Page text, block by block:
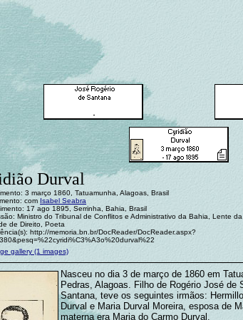
Durval
3 março 1860, Tatuamunha, Alagoas, Brasil
com Isabel Seabra
17 ago 1895, Serrinha, Bahia, Brasil
Ministro do Tribunal de Conflitos e Administrativo da Bahia, Lente da
de Direito, Poeta
http://memoria.bn.br/DocReader/DocReader.aspx?
gallery (1 images)
Nasceu no dia 3 de março de 1860 em
Pedras, Alagoas. Filho de Rogério José de
Santana, teve os seguintes irmãos:
Durval e Maria Durval Moreira, esposa de
materna era Maria do Carmo Durval.